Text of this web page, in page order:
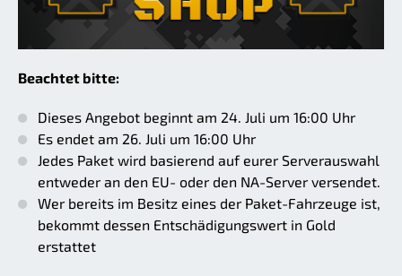
Beachtet bitte:
Dieses Angebot beginnt am 24. Juli um 16:00 Uhr
Es endet am 26. Juli um 16:00 Uhr
Jedes Paket wird basierend auf eurer Serverauswahl
entweder an den EU- oder den NA-Server versendet.
Wer bereits im Besitz eines der Paket-Fahrzeuge ist,
bekommt dessen Entschädigungswert in Gold
erstattet